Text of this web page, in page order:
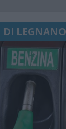
DI LEGNANO